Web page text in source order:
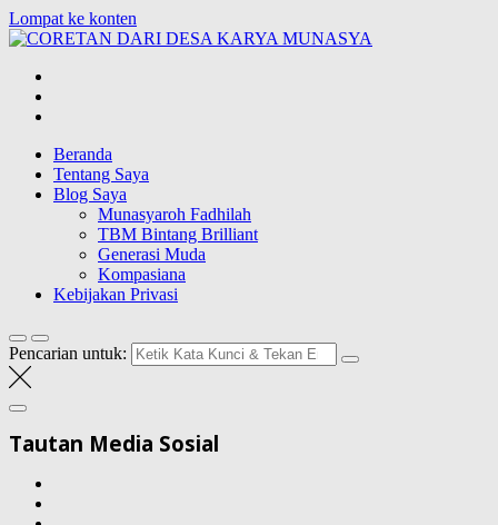
Lompat ke konten
Blog Wong Ndeso yang ingin berbagi berbagai hal di sekitarnya
Beranda
Tentang Saya
Blog Saya
Munasyaroh Fadhilah
TBM Bintang Brilliant
Generasi Muda
Kompasiana
Kebijakan Privasi
Pencarian untuk:
Tautan Media Sosial